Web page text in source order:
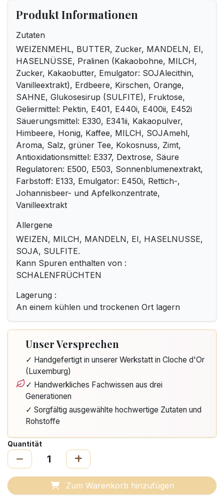
Produkt Informationen
Zutaten
WEIZENMEHL, BUTTER, Zucker, MANDELN, EI,
HASELNÜSSE, Pralinen (Kakaobohne, MILCH,
Zucker, Kakaobutter, Emulgator: SOJAlecithin,
Vanilleextrakt), Erdbeere, Kirschen, Orange,
SAHNE, Glukosesirup (SULFITE), Fruktose,
Geliermittel: Pektin, E401, E440i, E400ii, E452i
Säuerungsmittel: E330, E341ii, Kakaopulver,
Himbeere, Honig, Kaffee, MILCH, SOJAmehl,
Aroma, Salz, grüner Tee, Kokosnuss, Zimt,
Antioxidationsmittel: E337, Dextrose, Säure
Regulatoren: E500, E503, Sonnenblumenextrakt,
Farbstoff: E133, Emulgator: E450i, Rettich-,
Johannisbeer- und Apfelkonzentrate,
Vanilleextrakt
Allergene
WEIZEN, MILCH, MANDELN, EI, HASELNUSSE,
SOJA, SULFITE.
Kann Spuren enthalten von :
SCHALENFRÜCHTEN
Lagerung :
An einem kühlen und trockenen Ort lagern
Unser Versprechen
✓ Handgefertigt in unserer Werkstatt in Cloche d'Or
(Luxemburg)
✓ Handwerkliches Fachwissen aus drei
Generationen
✓ Sorgfältig ausgewählte hochwertige Zutaten und
Rohstoffe
Quantität
Zum Warenkorb hinzufügen